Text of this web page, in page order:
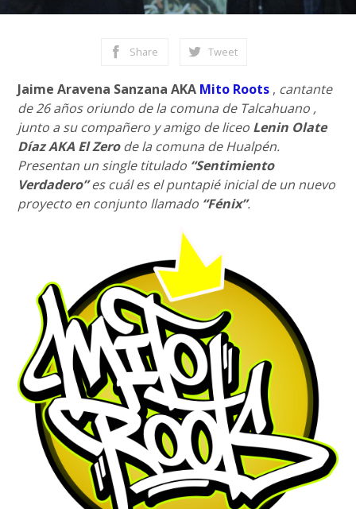
Share Tweet
Jaime Aravena Sanzana AKA Mito Roots , cantante
de 26 años oriundo de la comuna de Talcahuano ,
junto a su compañero y amigo de liceo Lenin Olate
Díaz AKA El Zerode la comuna de Hualpén.
Presentan un single titulado “Sentimiento
Verdadero”es cuál es el puntapié inicial de un nuevo
proyecto en conjunto llamado “Fénix”.